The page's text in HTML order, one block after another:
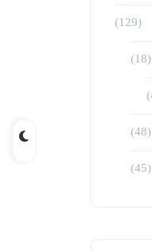
(129)
(18)
(48)
(45)